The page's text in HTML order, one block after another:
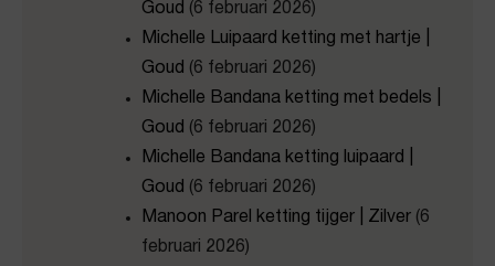
Goud (6 februari 2026)
Michelle Luipaard ketting met hartje |
Goud (6 februari 2026)
Michelle Bandana ketting met bedels |
Goud (6 februari 2026)
Michelle Bandana ketting luipaard |
Goud (6 februari 2026)
Manoon Parel ketting tijger | Zilver (6
februari 2026)